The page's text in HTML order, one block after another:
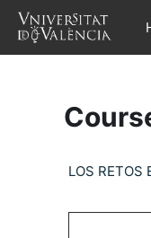
Skip to main content
LOS RETOS